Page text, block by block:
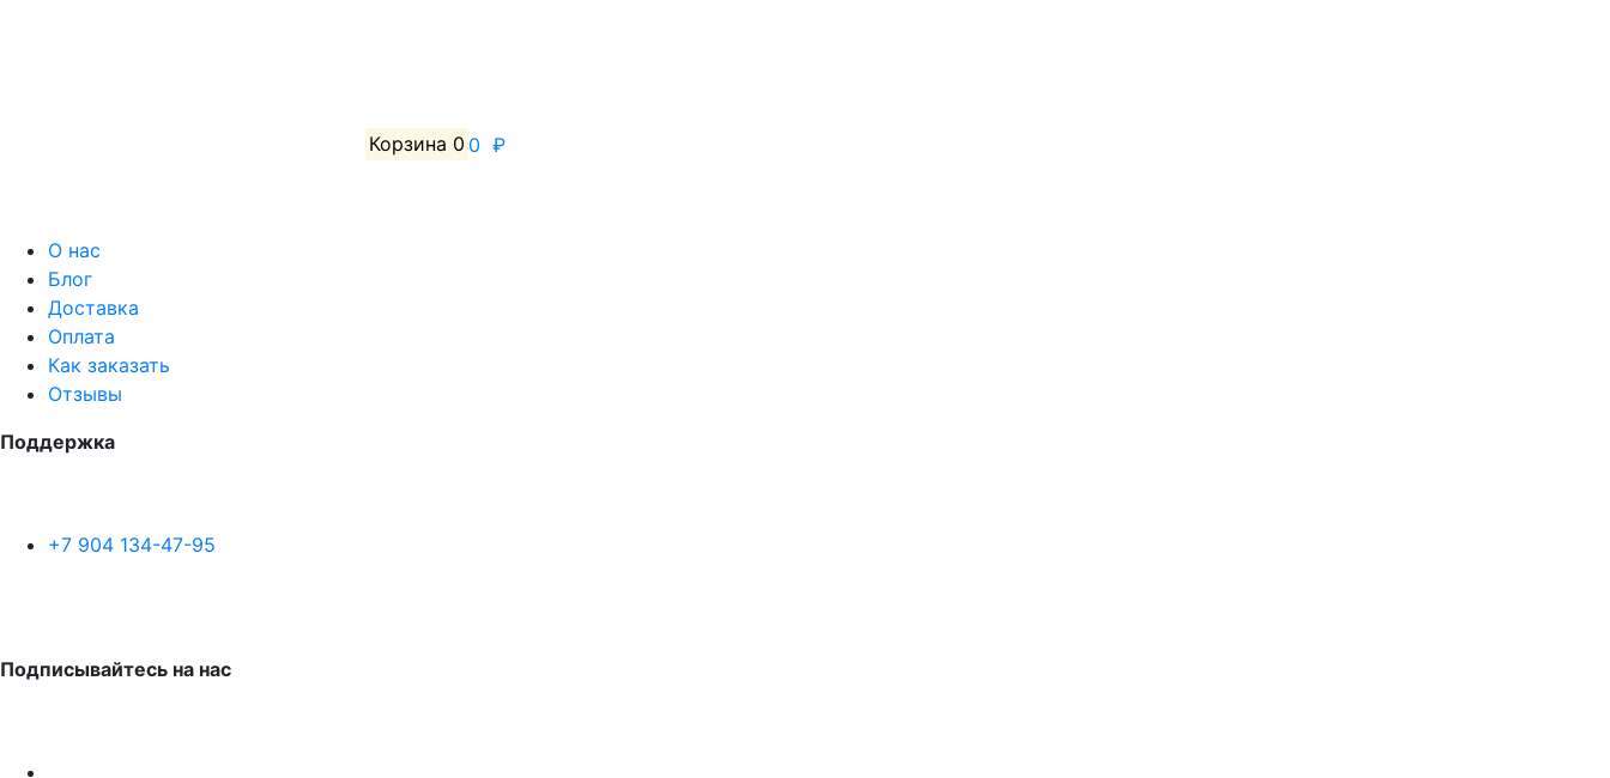
Корзина 0 0 ₽
О нас
Блог
Доставка
Оплата
Как заказать
Отзывы
Поддержка
+7 904 134-47-95
Подписывайтесь на нас